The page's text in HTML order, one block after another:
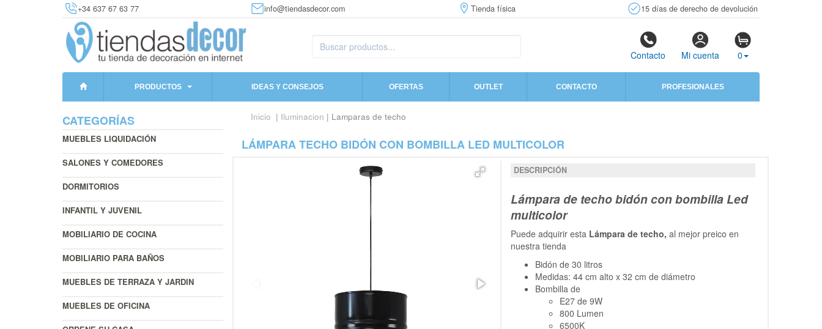
+34 637 67 63 77 info@tiendasdecor.com Tienda física 15 días de derecho de devolución
Contacto Mi cuenta 0
PRODUCTOS IDEAS Y CONSEJOS OFERTAS OUTLET CONTACTO PROFESIONALES
CATEGORÍAS
MUEBLES LIQUIDACIÓN
SALONES Y COMEDORES
DORMITORIOS
INFANTIL Y JUVENIL
MOBILIARIO DE COCINA
MOBILIARIO PARA BAÑOS
MUEBLES DE TERRAZA Y JARDIN
MUEBLES DE OFICINA
Inicio | Iluminacion | Lamparas de techo
LÁMPARA TECHO BIDÓN CON BOMBILLA LED MULTICOLOR
DESCRIPCIÓN
Lámpara de techo bidón con bombilla Led
multicolor
Puede adquirir esta Lámpara de techo, al mejor preico en
nuestra tienda
Bidón de 30 litros
Medidas: 44 cm alto x 32 cm de diámetro
Bombilla de
E27 de 9W
800 Lumen
6500K